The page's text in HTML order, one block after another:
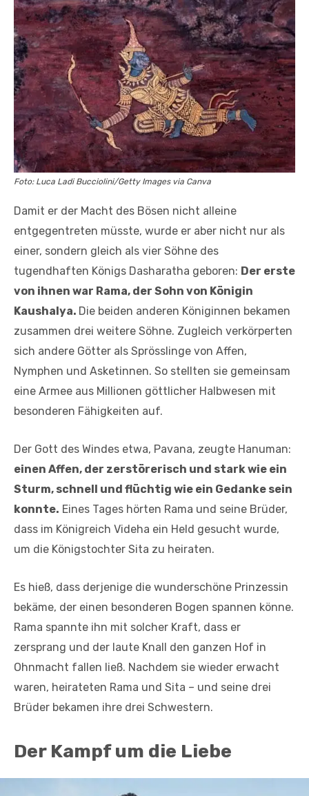
Foto: Luca Ladi Bucciolini/Getty Images via Canva
Damit er der Macht des Bösen nicht alleine
entgegentreten müsste, wurde er aber nicht nur als
einer, sondern gleich als vier Söhne des
tugendhaften Königs Dasharatha geboren: Der erste
von ihnen war Rama, der Sohn von Königin
Kaushalya. Die beiden anderen Königinnen bekamen
zusammen drei weitere Söhne. Zugleich verkörperten
sich andere Götter als Sprösslinge von Affen,
Nymphen und Asketinnen. So stellten sie gemeinsam
eine Armee aus Millionen göttlicher Halbwesen mit
besonderen Fähigkeiten auf.
Der Gott des Windes etwa, Pavana, zeugte Hanuman:
einen Affen, der zerstörerisch und stark wie ein
Sturm, schnell und flüchtig wie ein Gedanke sein
konnte. Eines Tages hörten Rama und seine Brüder,
dass im Königreich Videha ein Held gesucht wurde,
um die Königstochter Sita zu heiraten.
Es hieß, dass derjenige die wunderschöne Prinzessin
bekäme, der einen besonderen Bogen spannen könne.
Rama spannte ihn mit solcher Kraft, dass er
zersprang und der laute Knall den ganzen Hof in
Ohnmacht fallen ließ. Nachdem sie wieder erwacht
waren, heirateten Rama und Sita – und seine drei
Brüder bekamen ihre drei Schwestern.
Der Kampf um die Liebe